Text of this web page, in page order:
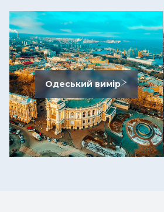
Одеський вимір